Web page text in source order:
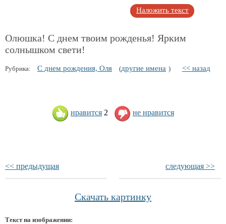
Наложить текст
Олюшка! С днем твоим рожденья! Ярким
солнышком свети!
Рубрика: С днем рождения, Оля (другие имена ) << назад
нравится 2 не нравится
<< предыдущая следующая >>
Скачать картинку
Текст на изображении: